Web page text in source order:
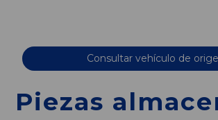
Consultar vehículo de
Piezas